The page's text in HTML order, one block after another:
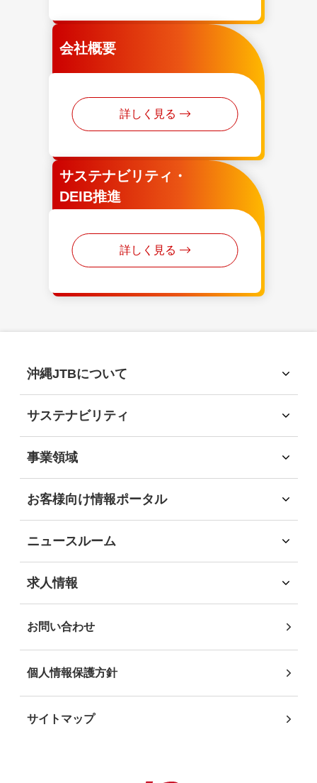
会社概要
詳しく見る
サステナビリティ・
DEIB推進
詳しく見る
沖縄JTBについて
経営理念
会社概要
会社沿革
サステナビリティ
環境
社会
経済
DEIB推進
沖縄JTB サステナビリティレポート2025
事業領域
ソリューション領域
自社企画・運営領域
お客様向け情報ポータル
自治体・行政機関のお客様
学校・教育機関のお客様
事業パートナーの皆様
ニュースルーム
求人情報
お問い合わせ
個人情報保護方針
サイトマップ